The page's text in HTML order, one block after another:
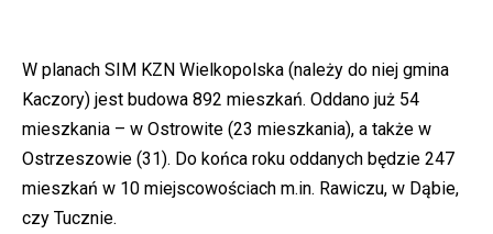
W planach SIM KZN Wielkopolska (należy do niej gmina
Kaczory) jest budowa 892 mieszkań. Oddano już 54
mieszkania – w Ostrowite (23 mieszkania), a także w
Ostrzeszowie (31). Do końca roku oddanych będzie 247
mieszkań w 10 miejscowościach m.in. Rawiczu, w Dąbie,
czy Tucznie.